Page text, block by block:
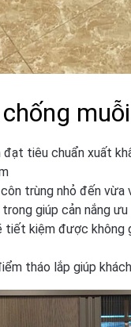
đạt tiêu chuẩn xuất
trùng nhỏ đến vừa
giúp cản nắng
tiết kiệm được
tháo lắp giúp